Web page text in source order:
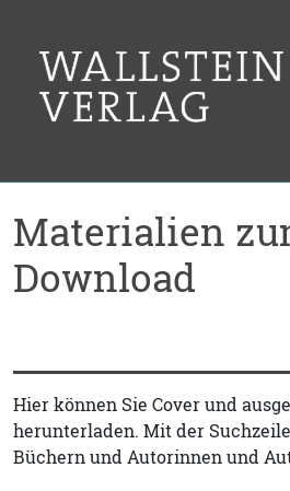
Materialien
Download
Hier können Sie Cover und
herunterladen. Mit der
Büchern und Autorinnen und